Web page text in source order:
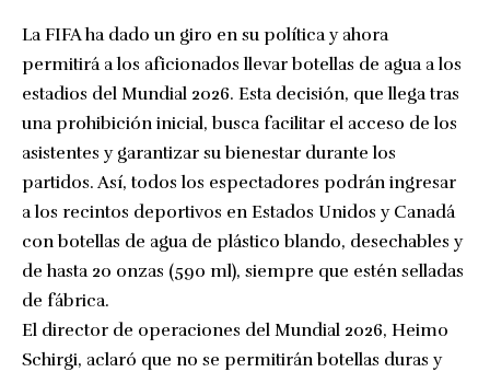
La FIFA ha dado un giro en su política y ahora
permitirá a los aficionados llevar botellas de agua a los
estadios del Mundial 2026. Esta decisión, que llega tras
una prohibición inicial, busca facilitar el acceso de los
asistentes y garantizar su bienestar durante los
partidos. Así, todos los espectadores podrán ingresar
a los recintos deportivos en Estados Unidos y Canadá
con botellas de agua de plástico blando, desechables y
de hasta 20 onzas (590 ml), siempre que estén selladas
de fábrica.
El director de operaciones del Mundial 2026, Heimo
Schirgi, aclaró que no se permitirán botellas duras y